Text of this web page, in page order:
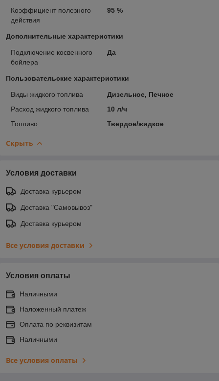
Коэффициент полезного
действия
95 %
Дополнительные характеристики
Подключение косвенного
бойлера
Да
Пользовательские характеристики
Виды жидкого топлива
Дизельное, Печное
Расход жидкого топлива
10 л/ч
Топливо
Твердое/жидкое
Скрыть
Условия доставки
Доставка курьером
Доставка "Самовывоз"
Доставка курьером
Все условия доставки
Условия оплаты
Наличными
Наложенный платеж
Оплата по реквизитам
Наличными
Все условия оплаты